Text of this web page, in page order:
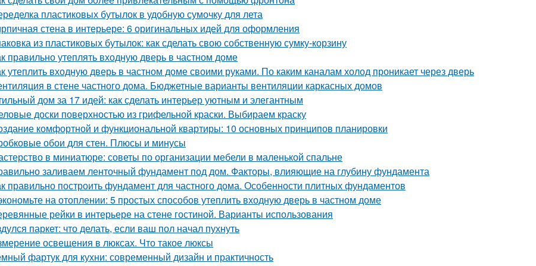
пластиковых бутылок в удобную сумочку для лета
стена в интерьере: 6 оригинальных идей для оформления
из пластиковых бутылок: как сделать свою собственную сумку-корзину
правильно утеплять входную дверь в частном доме
утеплить входную дверь в частном доме своими руками. По каким каналам холод проникает через дверь
в стене частного дома. Бюджетные варианты вентиляции каркасных домов
дом за 17 идей: как сделать интерьер уютным и элегантным
доски поверхностью из грифельной краски. Выбираем краску
комфортной и функциональной квартиры: 10 основных принципов планировки
обои для стен. Плюсы и минусы
в миниатюре: советы по организации мебели в маленькой спальне
заливаем ленточный фундамент под дом. Факторы, влияющие на глубину фундамента
правильно построить фундамент для частного дома. Особенности плитных фундаментов
на отоплении: 5 простых способов утеплить входную дверь в частном доме
рейки в интерьере на стене гостиной. Варианты использования
паркет: что делать, если ваш пол начал пухнуть
освещения в люксах. Что такое люксы
фартук для кухни: современный дизайн и практичность